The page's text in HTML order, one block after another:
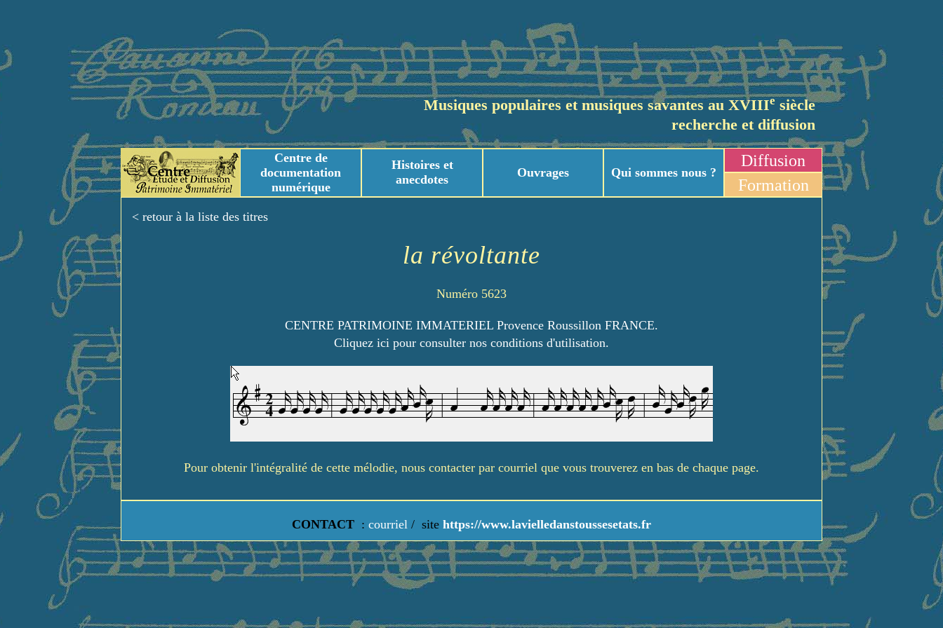
Musiques populaires et musiques savantes au XVIIIesiècle
recherche et diffusion
Centre de
documentation
numérique
Histoires et
anecdotes
Ouvrages Qui sommes nous ?
Diffusion
Formation
< retour à la liste des titres
la révoltante
Numéro 5623
CENTRE PATRIMOINE IMMATERIEL Provence Roussillon FRANCE.
Cliquez ici pour consulter nos conditions d'utilisation.
Pour obtenir l'intégralité de cette mélodie, nous contacter par courriel que vous trouverez en bas de chaque page.
CONTACT : courriel / site https://www.lavielledanstoussesetats.fr